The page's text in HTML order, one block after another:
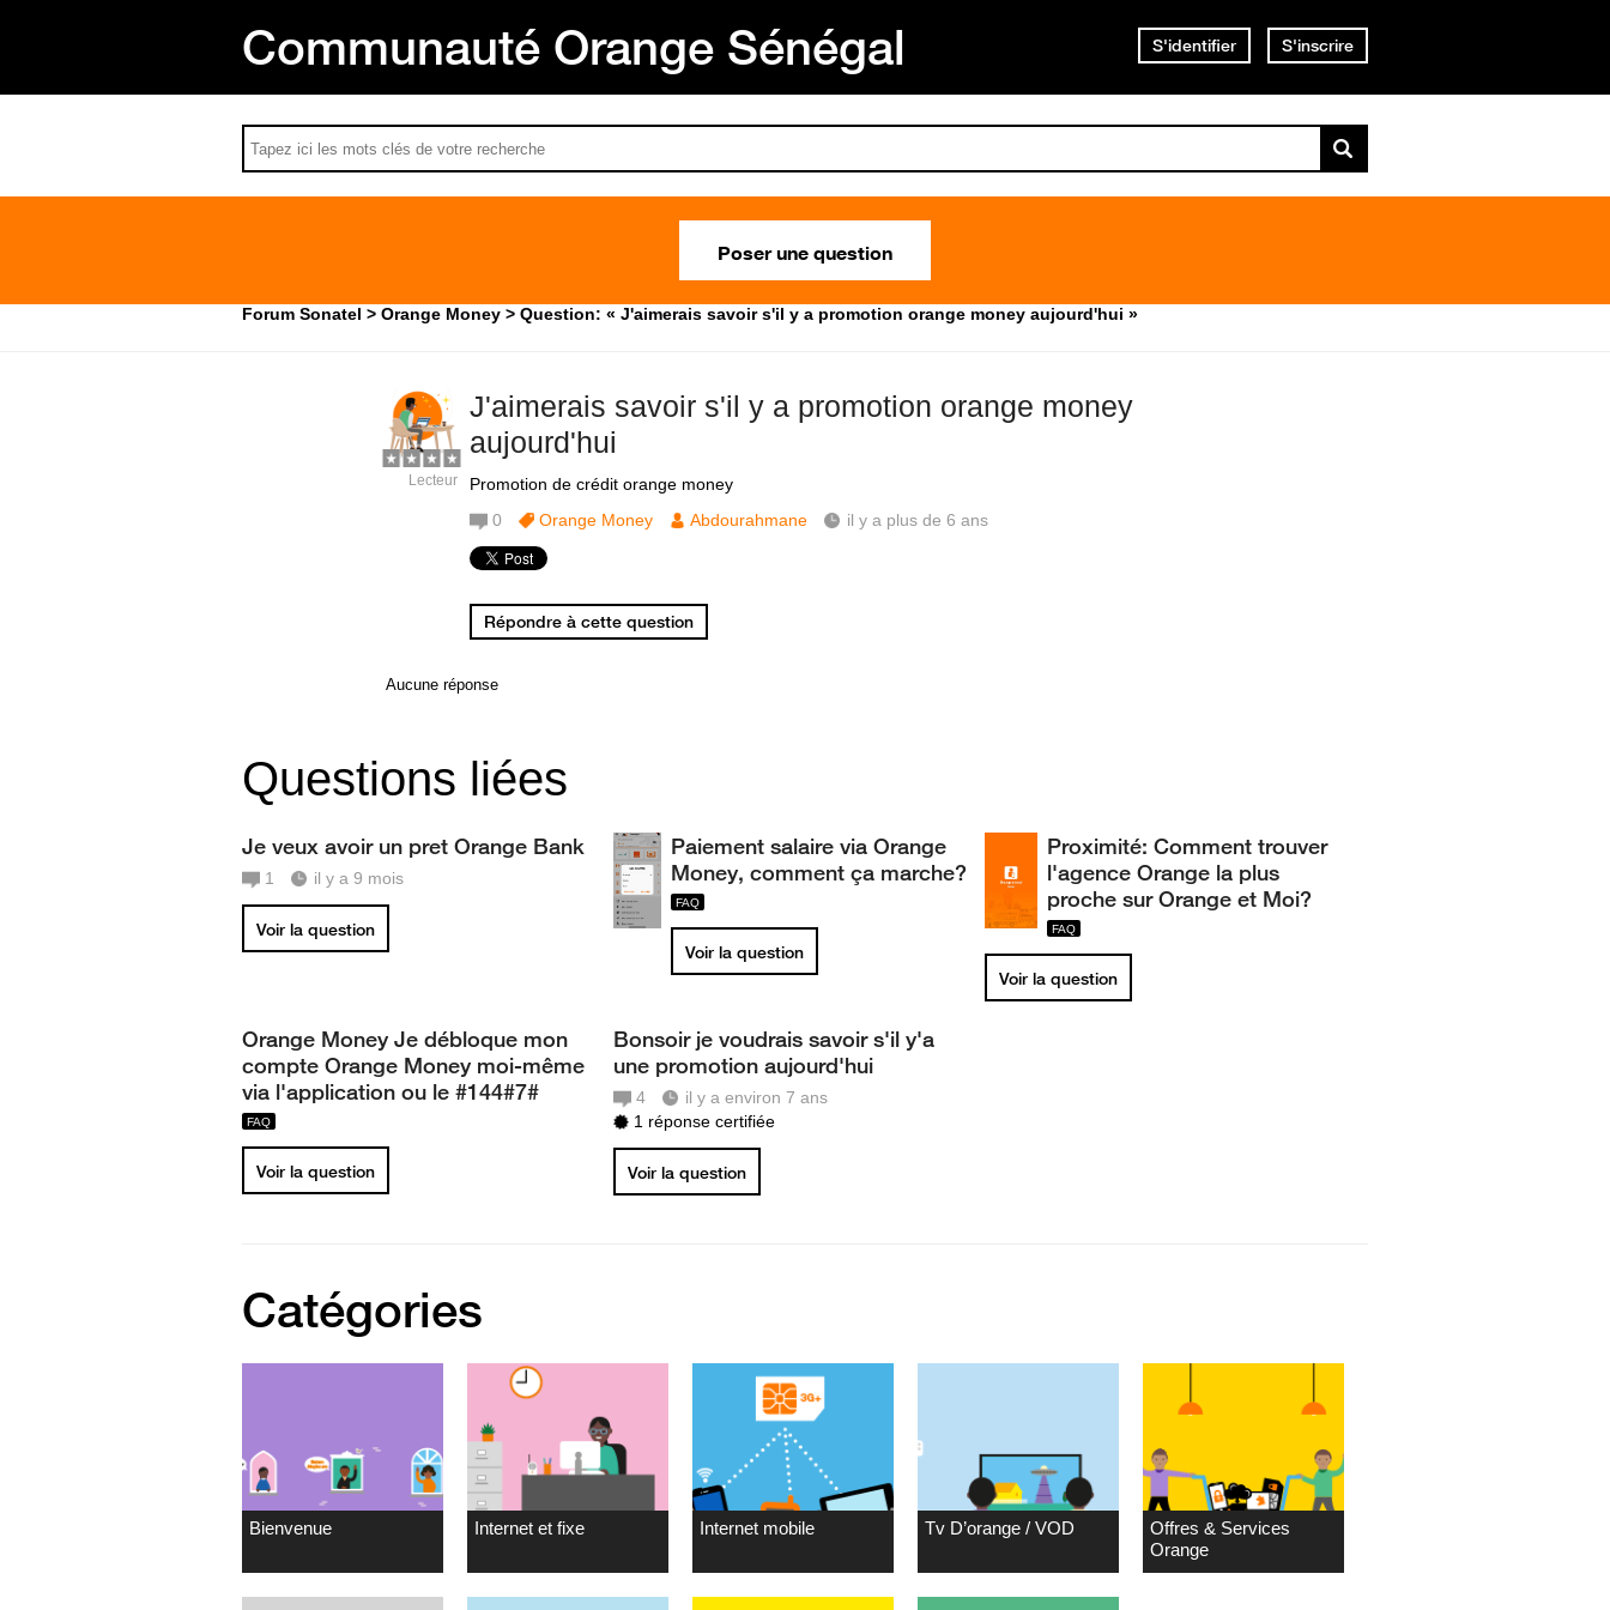
Communauté Orange Sénégal S'identifier S'inscrire
Poser une question
Forum Sonatel Orange Money Question: « J'aimerais savoir s'il y a promotion orange money aujourd'hui »
J'aimerais savoir s'il y a promotion orange money
aujourd'hui
Promotion de crédit orange money
Lecteur
0 Orange Money Abdourahmane il y a plus de 6 ans
Répondre à cette question
Aucune réponse
Questions liées
Je veux avoir un pret Orange Bank
1 il y a 9 mois
Voir la question
Paiement salaire via Orange
Money, comment ça marche?
Voir la question
Proximité: Comment trouver
l'agence Orange la plus
proche sur Orange et Moi?
Voir la question
Orange Money Je débloque mon
compte Orange Money moi-même
via l'application ou le #144#7#
Voir la question
Bonsoir je voudrais savoir s'il y'a
une promotion aujourd'hui
4
il y a environ 7 ans
1 réponse certifiée
Voir la question
Catégories
Bienvenue Internet et fixe Internet mobile Tv D’orange / VOD
Offres & Services
Orange